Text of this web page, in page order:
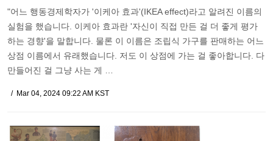
"어느 행동경제학자가 '이케아 효과'(IKEA effect)라고 알려진 이름의
실험을 했습니다. 이케아 효과란 '자신이 직접 만든 걸 더 좋게 평가
하는 경향'을 말합니다. 물론 이 이름은 조립식 가구를 판매하는 어느
상점 이름에서 유래했습니다. 저도 이 상점에 가는 걸 좋아합니다. 다
만들어진 걸 그냥 사는 게 …
Mar 04, 2024 09:22 AM KST